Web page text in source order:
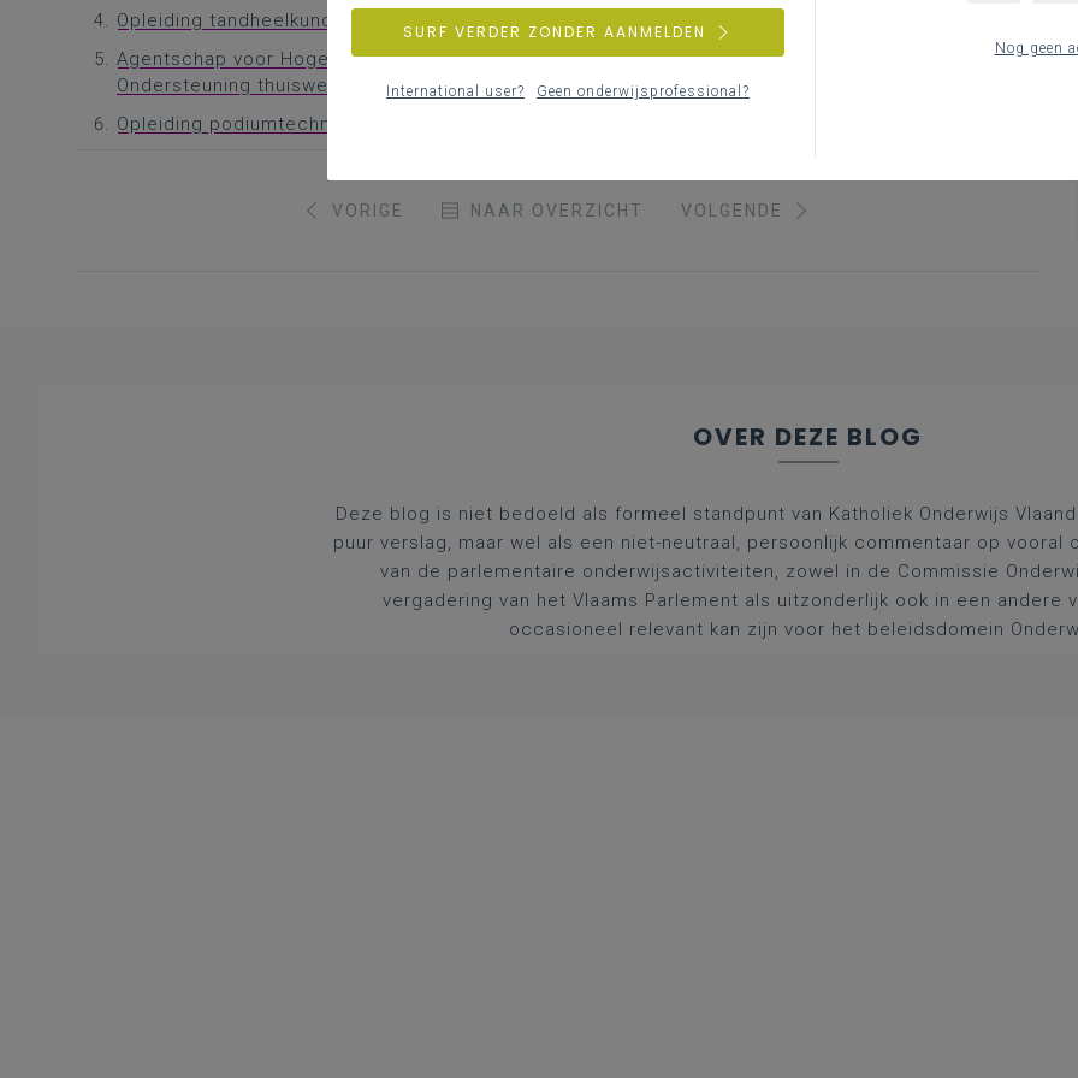
Opleiding tandheelkunde VUB - Stand van zaken
Agentschap voor Hoger Onderwijs, Volwassenenonderwijs, Kwalificaties en Studietoelagen -
Ondersteuning thuiswerkend personeel
Opleiding podiumtechnicus Kortrijk - Stopzetting
VORIGE NAAR OVERZICHT VOLGENDE
OVER DEZE BLOG
Deze blog is niet bedoeld als formeel standpunt van Katholiek Onderwijs
puur verslag, maar wel als een niet-neutraal, persoonlijk commentaar op vooral
van de parlementaire onderwijsactiviteiten, zowel in de Commissie
vergadering van het Vlaams Parlement als uitzonderlijk ook in een andere
occasioneel relevant kan zijn voor het beleidsdomein
Nog geen
SURF VERDER ZONDER AANMELDEN
International user? Geen onderwijsprofessional?